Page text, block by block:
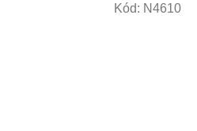
Kód: N4610